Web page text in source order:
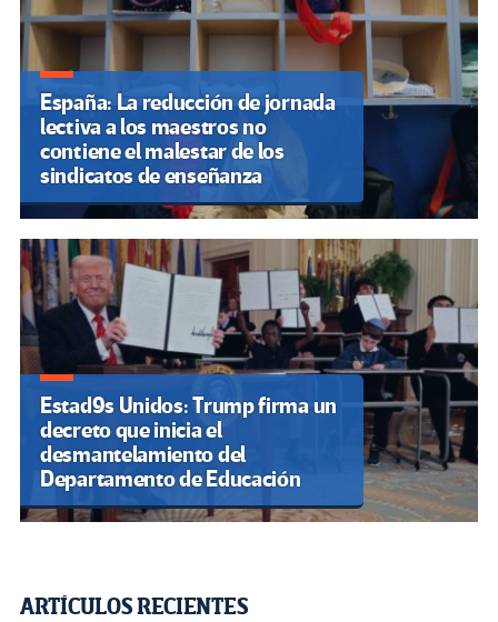
España: La reducción de jornada
lectiva a los maestros no
contiene el malestar de los
sindicatos de enseñanza
Estad9s Unidos: Trump firma un
decreto que inicia el
desmantelamiento del
Departamento de Educación
ARTÍCULOS RECIENTES